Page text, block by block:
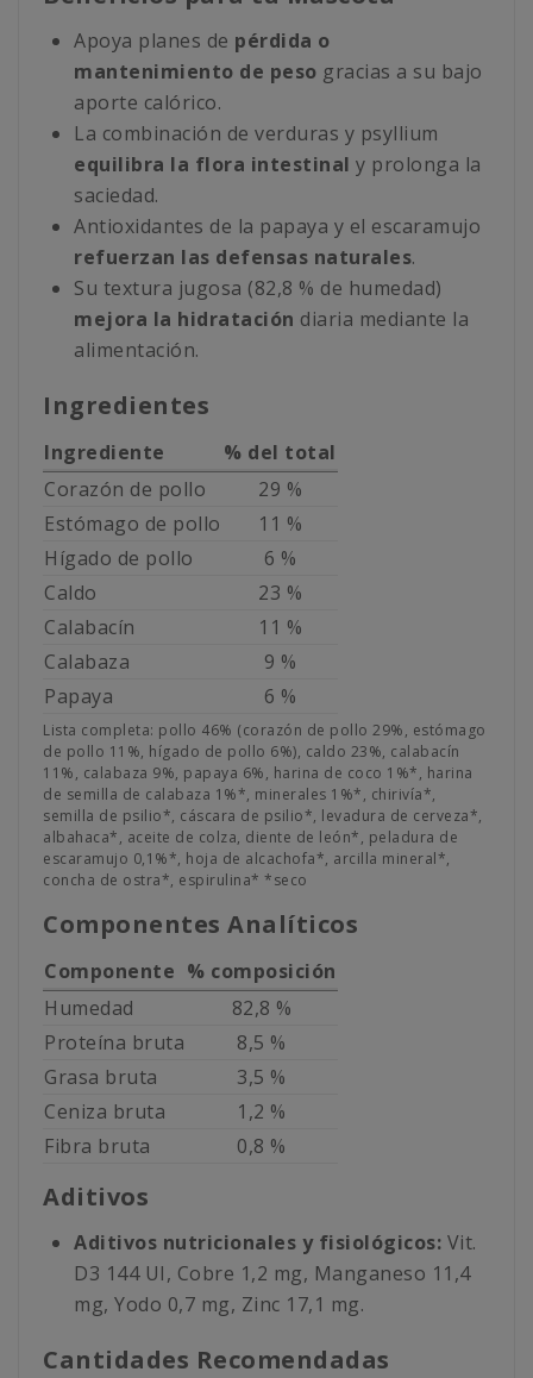
Apoya planes de pérdida o
mantenimiento de peso gracias a su bajo
aporte calórico.
La combinación de verduras y psyllium
equilibra la flora intestinal y prolonga la
saciedad.
Antioxidantes de la papaya y el escaramujo
refuerzan las defensas naturales.
Su textura jugosa (82,8 % de humedad)
mejora la hidratación diaria mediante la
alimentación.
Ingredientes
Ingrediente
% del total
Corazón de pollo
29 %
Estómago de pollo
11 %
Hígado de pollo
6 %
Caldo
23 %
Calabacín
11 %
Calabaza
9 %
Papaya
6 %
Lista completa: pollo 46% (corazón de pollo 29%, estómago
de pollo 11%, hígado de pollo 6%), caldo 23%, calabacín
11%, calabaza 9%, papaya 6%, harina de coco 1%*, harina
de semilla de calabaza 1%*, minerales 1%*, chirivía*,
semilla de psilio*, cáscara de psilio*, levadura de cerveza*,
albahaca*, aceite de colza, diente de león*, peladura de
escaramujo 0,1%*, hoja de alcachofa*, arcilla mineral*,
concha de ostra*, espirulina* *seco
Componentes Analíticos
Componente % composición
Humedad
82,8 %
Proteína bruta
8,5 %
Grasa bruta
3,5 %
Ceniza bruta
1,2 %
Fibra bruta
0,8 %
Aditivos
Aditivos nutricionales y fisiológicos: Vit.
D3 144 UI, Cobre 1,2 mg, Manganeso 11,4
mg, Yodo 0,7 mg, Zinc 17,1 mg.
Cantidades Recomendadas